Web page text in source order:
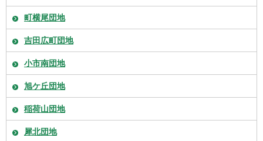
町横尾団地
吉田広町団地
小市南団地
旭ケ丘団地
稲荷山団地
犀北団地